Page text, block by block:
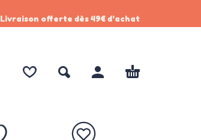
Livraison offerte dès 49€ d'achat